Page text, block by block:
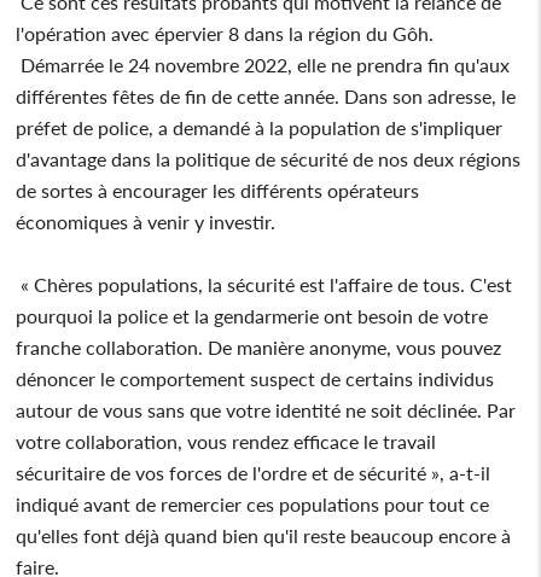
l'opération avec épervier 8 dans la région du Gôh.
Démarrée le 24 novembre 2022, elle ne prendra fin qu'aux
différentes fêtes de fin de cette année. Dans son adresse, le
préfet de police, a demandé à la population de s'impliquer
d'avantage dans la politique de sécurité de nos deux régions
de sortes à encourager les différents opérateurs
économiques à venir y investir.
« Chères populations, la sécurité est l'affaire de tous. C'est
pourquoi la police et la gendarmerie ont besoin de votre
franche collaboration. De manière anonyme, vous pouvez
dénoncer le comportement suspect de certains individus
autour de vous sans que votre identité ne soit déclinée. Par
votre collaboration, vous rendez efficace le travail
sécuritaire de vos forces de l'ordre et de sécurité », a-t-il
indiqué avant de remercier ces populations pour tout ce
qu'elles font déjà quand bien qu'il reste beaucoup encore à
faire.